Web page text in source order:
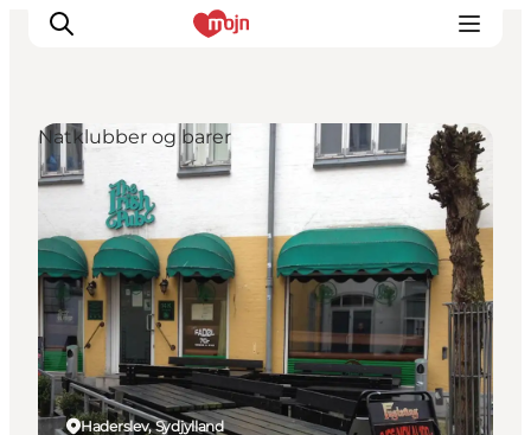
Oplevelser
Byer & Steder
Det sker
Overnatning
Planlæg din ferie
Booking
Haderslev, Sydjylland
Natklubber og barer